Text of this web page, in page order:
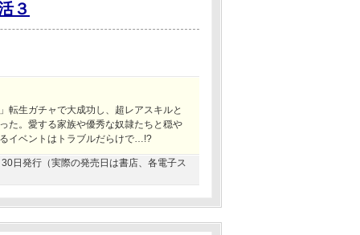
３
転生ガチャで大成功し、超レアスキルと
た。愛する家族や優秀な奴隷たちと穏や
イベントはトラブルだらけで…!?
日発行（実際の発売日は書店、各電子ス